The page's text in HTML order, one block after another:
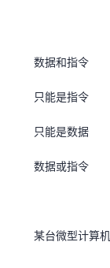
数据和指令
只能是指令
只能是数据
数据或指令
某台微型计算机